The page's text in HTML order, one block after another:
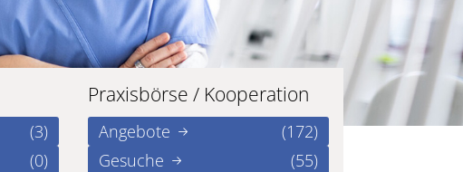
(3)
(0)
Praxisbörse / Kooperation
Angebote
(172)
Gesuche
(55)